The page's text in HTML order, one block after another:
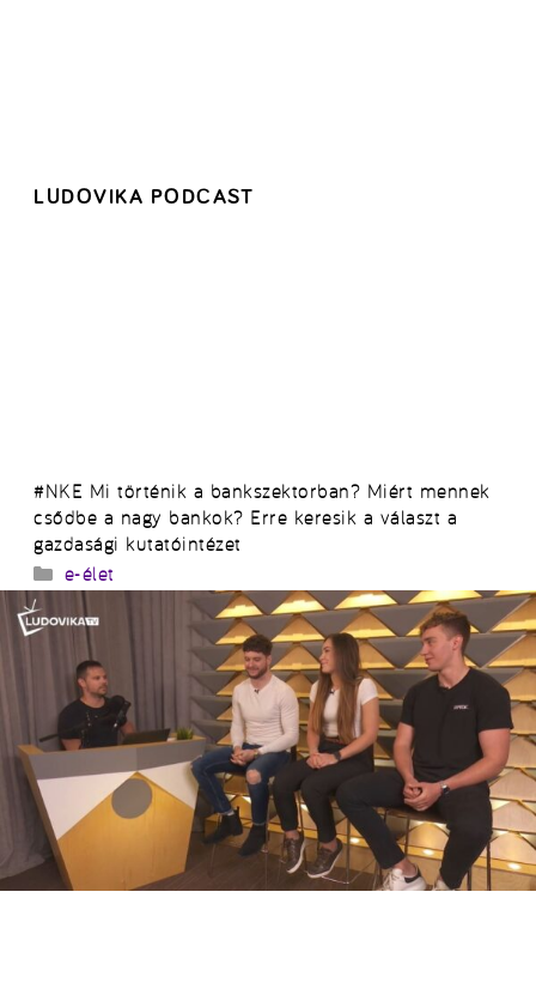
LUDOVIKA PODCAST
#NKE Mi történik a bankszektorban? Miért mennek
csődbe a nagy bankok? Erre keresik a választ a
gazdasági kutatóintézet
Kategória
e-élet